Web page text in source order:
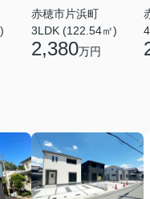
赤穂市片浜町
3LDK (122.54㎡)
2,380万円